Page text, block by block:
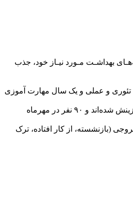
انجـام خـدمت در خانـه‌هـای بهداشـت مـورد نیـاز خود، جذب
تئوری و عملی و یک سال مهارت آموزی
گفتنی است که پیش از این رییس دانشگاه علوم پزشکی هرمزگان اعلام کرده بود: در حال حاضر مجوز پذیرش و تربیت ۳۰۸ بهورز دریافت کردیم که ۹۰ نفر مصاحبه و گزینش شده‌اند و ۹۰ نفر در مهرماه
(بازنشسته، از کار افتاده، ترک